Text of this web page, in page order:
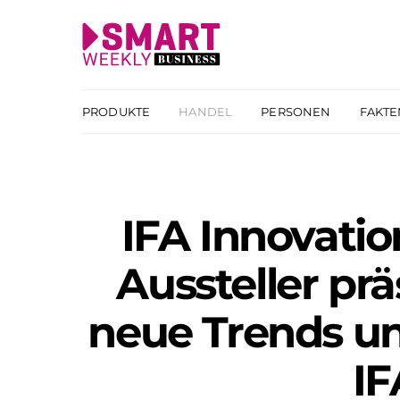
PRODUKTE HANDEL PERSONEN
IFA
Aussteller
neue Trends